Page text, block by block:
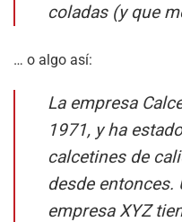
coladas (y que
… o algo así:
La empresa
1971, y ha
calcetines de
desde entonces.
empresa XYZ